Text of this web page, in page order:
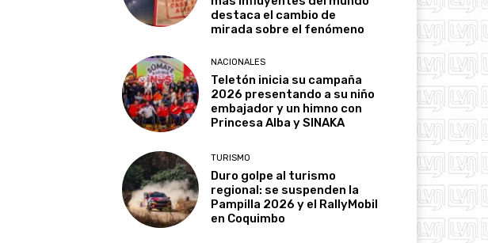
destaca el cambio de
mirada sobre el fenómeno
NACIONALES
Teletón inicia su campaña
2026 presentando a su niño
embajador y un himno con
Princesa Alba y SINAKA
TURISMO
Duro golpe al turismo
regional: se suspenden la
Pampilla 2026 y el RallyMobil
en Coquimbo